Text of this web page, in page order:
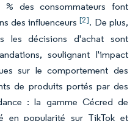
des consommateurs font
des influenceurs[2]. De plus,
décisions d'achat sont
soulignant l'impact
sur le comportement des
de produits portés par des
: la gamme Cécred de
en popularité sur TikTok et